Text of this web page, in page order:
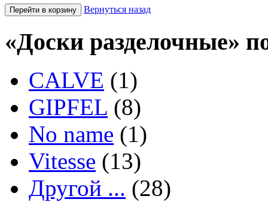
Вернуться назад
«Доски разделочные»
CALVE (1)
GIPFEL (8)
No name (1)
Vitesse (13)
Другой ... (28)